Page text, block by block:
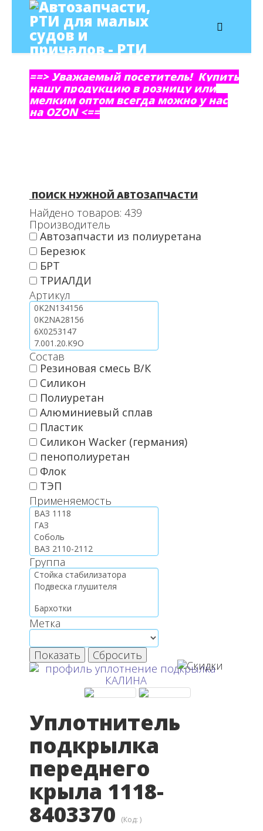
==> Уважаемый посетитель! Купить
нашу продукцию в розницу или
мелким оптом всегда можно у нас
на OZON <==
ПОИСК НУЖНОЙ АВТОЗАПЧАСТИ
Найдено товаров: 439
Производитель
Автозапчасти из полиуретана
Березюк
БРТ
ТРИАЛДИ
Артикул
Состав
Резиновая смесь В/К
Силикон
Полиуретан
Алюминиевый сплав
Пластик
Силикон Wacker (германия)
пенополиуретан
Флок
ТЭП
Применяемость
Группа
Метка
Показать Сбросить
Уплотнитель
подкрылка
переднего
крыла 1118-
8403370 (Код: )